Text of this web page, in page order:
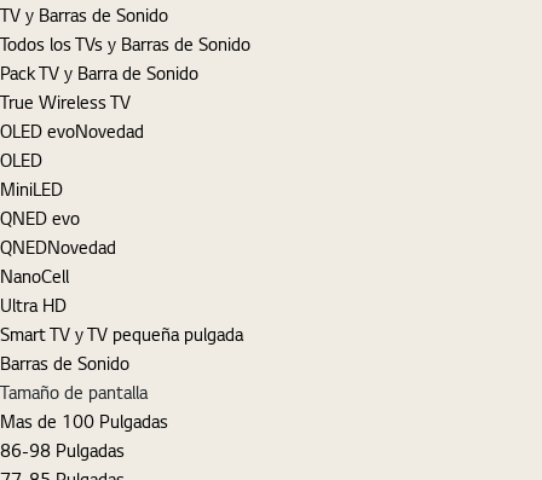
TV y Barras de Sonido
Todos los TVs y Barras de Sonido
Pack TV y Barra de Sonido
True Wireless TV
OLED evoNovedad
OLED
MiniLED
QNED evo
QNEDNovedad
NanoCell
Ultra HD
Smart TV y TV pequeña pulgada
Barras de Sonido
Tamaño de pantalla
Mas de 100 Pulgadas
86-98 Pulgadas